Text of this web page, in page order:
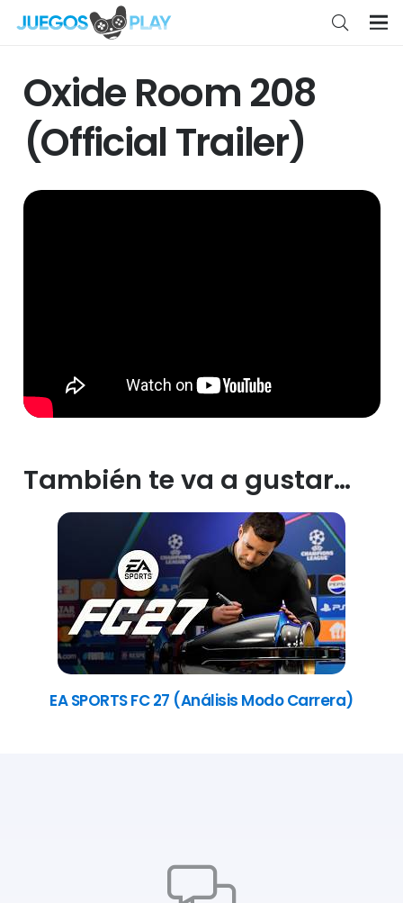
Oxide Room 208
(Official Trailer)
También te va a gustar…
Matchpoint – Tennis Championships